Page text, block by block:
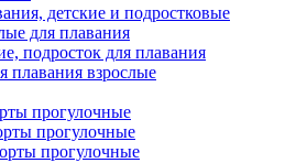
детские и подростковые
для плавания
подросток для плавания
плавания взрослые
прогулочные
прогулочные
прогулочные